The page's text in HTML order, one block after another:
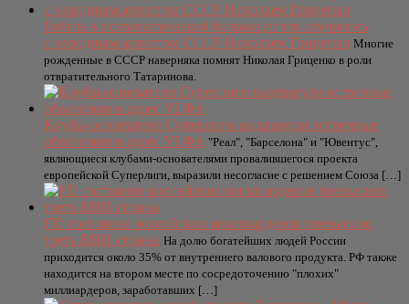
Гибель в психопатической больнице: что случилось
с народным артистом СССР Николаем Гриценко Многие
рожденные в СССР наверняка помнят Николая Гриценко в роли
отвратительного Татаринова.
Клубы-основатели Суперлиги выдвинули встречные
обвинения в адрес УЕФА "Реал", "Барселона" и "Ювентус",
являющиеся клубами-основателями провалившегося проекта
европейской Суперлиги, выразили несогласие с решением Союза […]
FT: состояние российских миллиардеров превысило
треть ВВП страны На долю богатейших людей России
приходится около 35% от внутреннего валового продукта. РФ также
находится на втором месте по сосредоточению "плохих"
миллиардеров, заработавших […]